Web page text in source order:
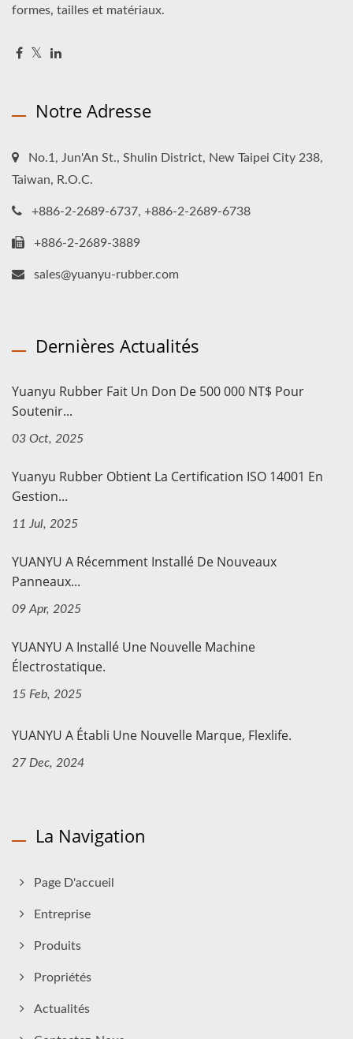
formes, tailles et matériaux.
Notre Adresse
No.1, Jun'An St., Shulin District, New Taipei City 238,
Taiwan, R.O.C.
+886-2-2689-6737, +886-2-2689-6738
+886-2-2689-3889
sales@yuanyu-rubber.com
Dernières Actualités
Yuanyu Rubber Fait Un Don De 500 000 NT$ Pour
Soutenir...
03 Oct, 2025
Yuanyu Rubber Obtient La Certification ISO 14001 En
Gestion...
11 Jul, 2025
YUANYU A Récemment Installé De Nouveaux
Panneaux...
09 Apr, 2025
YUANYU A Installé Une Nouvelle Machine
Électrostatique.
15 Feb, 2025
YUANYU A Établi Une Nouvelle Marque, Flexlife.
27 Dec, 2024
La Navigation
Page D'accueil
Entreprise
Produits
Propriétés
Actualités